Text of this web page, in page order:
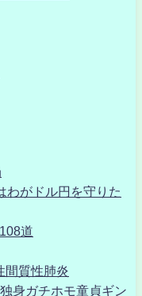
わがドル円を守りた
道
質性肺炎
身ガチホモ童貞ギン